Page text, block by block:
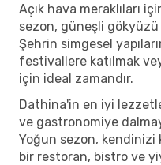
Açık hava meraklıları
sezon, güneşli gökyüzü
Şehrin simgesel
festivallere katılmak
için ideal zamandır.
Dathina'in en iyi
ve gastronomiye
Yoğun sezon, kendinizi
bir restoran, bistro ve